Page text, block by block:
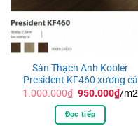
Sàn Thạch Anh Kobler
President KF460 xương cá
1.000.000₫ Giá
là:
1.000.000₫.
950.000₫Giá
hiện
/m2
Đọc tiếp